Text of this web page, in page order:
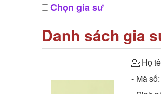
Chọn gia sư
Danh sách gia
💁 Họ
- Mã số: